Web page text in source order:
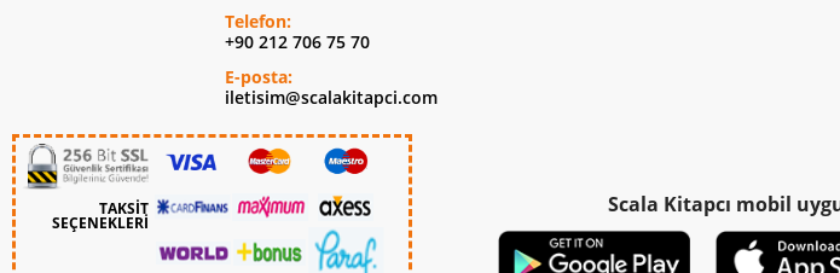
Telefon:
+90 212 706 75 70
E-posta:
iletisim@scalakitapci.com
TAKSİT
SEÇENEKLERİ
Scala Kitapcı mobil